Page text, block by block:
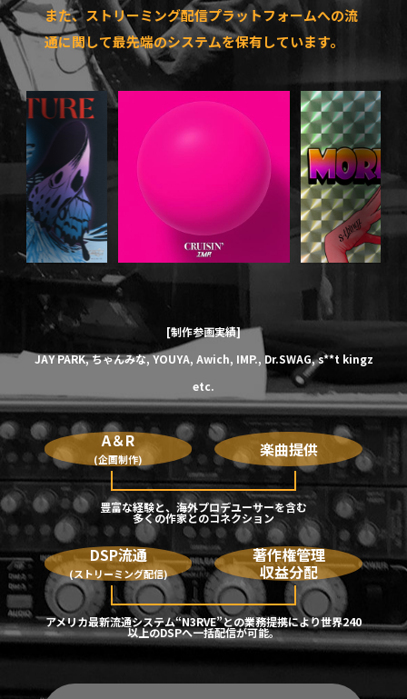
また、ストリーミング配信プラットフォームへの流
通に関して最先端のシステムを保有しています。
[制作参画実績]
JAY PARK,ちゃんみな,YOUYA, Awich, IMP., Dr.SWAG,s**t kingz
etc.
A＆R
(企画制作) 楽曲提供
豊富な経験と、海外プロデユーサーを含む
多くの作家とのコネクション
DSP流通
(ストリーミング配信)
著作権管理
収益分配
アメリカ最新流通システム“N3RVE”との業務提携により世界240
以上のDSPへ一括配信が可能。